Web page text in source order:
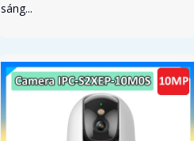
sáng...